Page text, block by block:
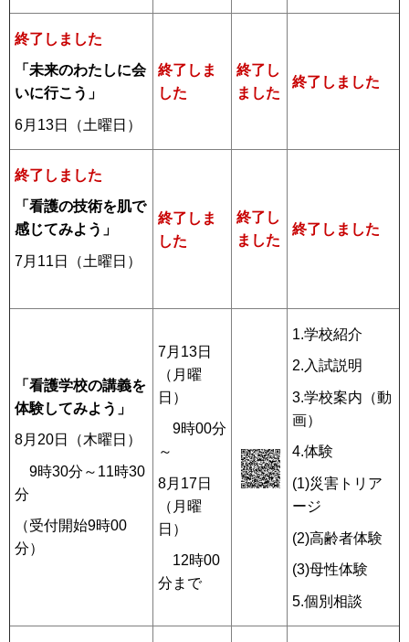
終了しました
「未来のわたしに会
いに行こう」
6月13日（土曜日）
終了しま
した
終了し
ました
終了しました
終了しました
「看護の技術を肌で
感じてみよう」
7月11日（土曜日）
終了しま
した
終了し
ました
終了しました
「看護学校の講義を
体験してみよう」
8月20日（木曜日）
9時30分～11時30
分
（受付開始9時00
分）
7月13日
（月曜
日）
9時00分
～
8月17日
（月曜
日）
12時00
分まで
1.学校紹介
2.入試説明
3.学校案内（動
画）
4.体験
(1)災害トリア
ージ
(2)高齢者体験
(3)母性体験
5.個別相談